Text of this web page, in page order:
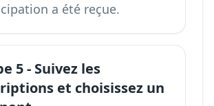
a été reçue.
5 - Suivez les
et choisissez un